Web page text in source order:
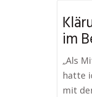
im
„Als
hatte
mit